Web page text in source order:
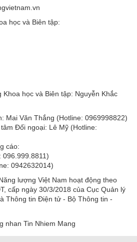
học và Biên tập:
học và Biên tập: Nguyễn Khắc
Mai Văn Thắng (Hotline: 0969998822)
Đối ngoại: Lê Mỹ (Hotline:
cáo:
096.999.8811)
0942632014)
lượng Việt Nam hoạt động theo
cấp ngày 30/3/2018 của Cục Quản lý
Thông tin Điện tử - Bộ Thông tin -